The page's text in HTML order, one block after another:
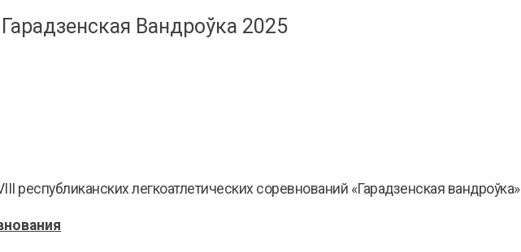
Вандроўка 2025
республиканских легкоатлетических соревнований «Гарадзенская вандроўка»